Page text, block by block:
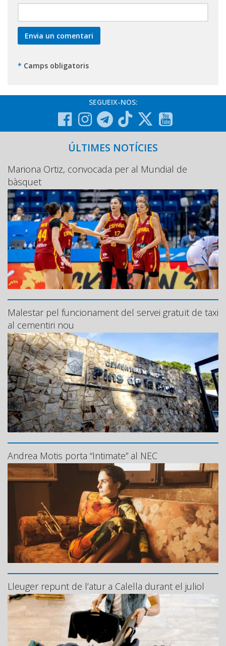
* Camps obligatoris
SEGUEIX-NOS:
ÚLTIMES NOTÍCIES
Mariona Ortiz, convocada per al Mundial de
bàsquet
Malestar pel funcionament del servei gratuït de taxi
al cementiri nou
Andrea Motis porta “Intimate” al NEC
Lleuger repunt de l’atur a Calella durant el juliol